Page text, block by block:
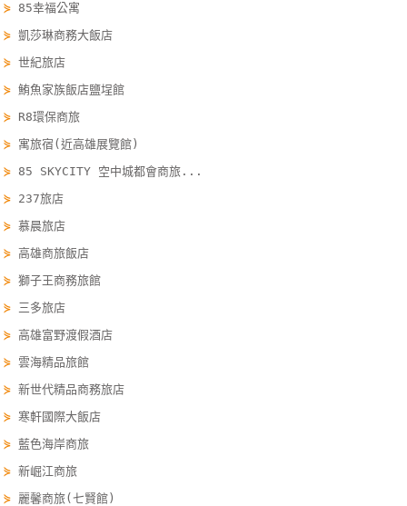
意
度
訂
單
管
會
員
戶
客
聯
絡
單
⋟ 85幸福公寓
⋟凱莎琳商務大飯店
⋟世紀旅店
⋟鮪魚家族飯店鹽埕館
⋟ R8環保商旅
⋟ 寓旅宿(近高雄展覽館)
⋟ 85 SKYCITY 空中城都會商旅...
⋟ 237旅店
⋟慕晨旅店
⋟高雄商旅飯店
⋟獅子王商務旅館
⋟ 三多旅店
⋟高雄富野渡假酒店
⋟雲海精品旅館
⋟新世代精品商務旅店
⋟寒軒國際大飯店
⋟藍色海岸商旅
⋟新崛江商旅
⋟ 麗馨商旅(七賢館)